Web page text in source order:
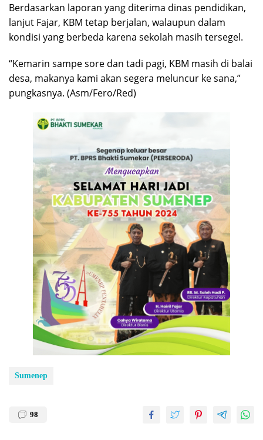
Berdasarkan laporan yang diterima dinas pendidikan,
lanjut Fajar, KBM tetap berjalan, walaupun dalam
kondisi yang berbeda karena sekolah masih tersegel.
“Kemarin sampe sore dan tadi pagi, KBM masih di balai
desa, makanya kami akan segera meluncur ke sana,”
pungkasnya. (Asm/Fero/Red)
Sumenep
98